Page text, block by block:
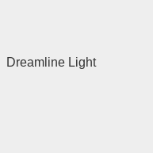
Dreamline Light